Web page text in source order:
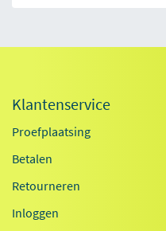
Klantenservice
Proefplaatsing
Betalen
Retourneren
Inloggen